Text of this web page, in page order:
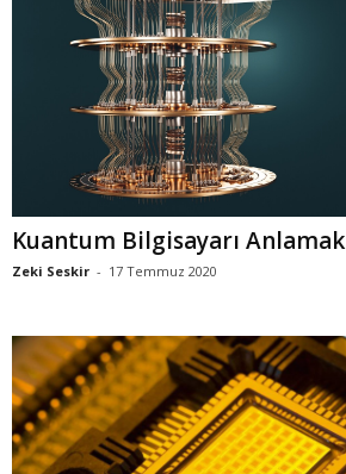
Kuantum Bilgisayarı Anlamak
Zeki Seskir - 17 Temmuz 2020